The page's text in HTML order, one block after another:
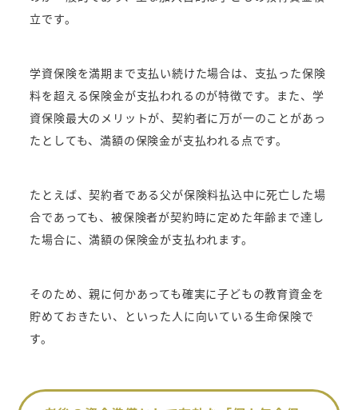
立です。
学資保険を満期まで支払い続けた場合は、支払った保険
料を超える保険金が支払われるのが特徴です。また、学
資保険最大のメリットが、契約者に万が一のことがあっ
たとしても、満額の保険金が支払われる点です。
たとえば、契約者である父が保険料払込中に死亡した場
合であっても、被保険者が契約時に定めた年齢まで達し
た場合に、満額の保険金が支払われます。
そのため、親に何かあっても確実に子どもの教育資金を
貯めておきたい、といった人に向いている生命保険で
す。